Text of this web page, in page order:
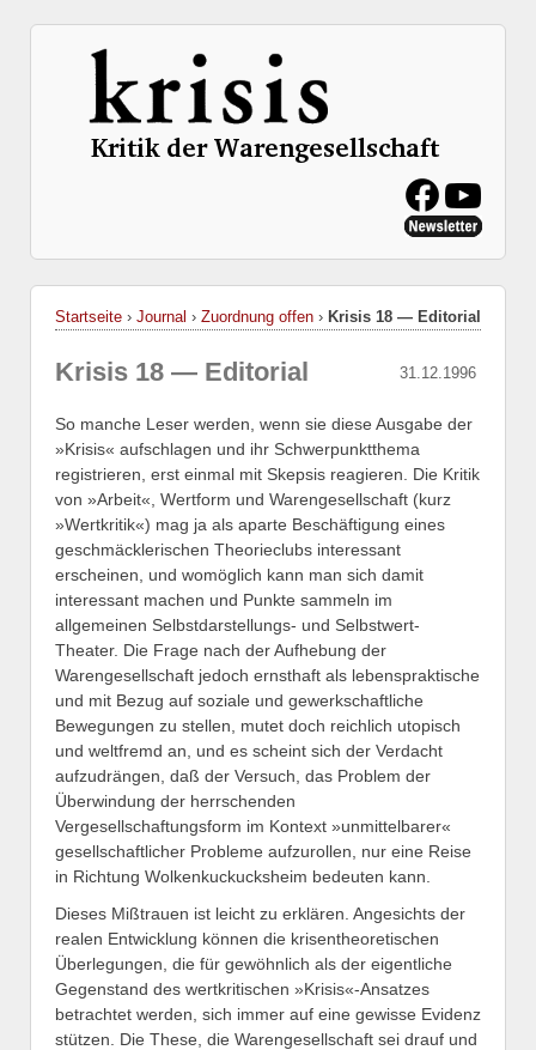
Startseite › Journal › Zuordnung offen › Krisis 18 — Editorial
31.12.1996
Krisis 18 — Editorial
So manche Leser werden, wenn sie diese Ausgabe der
»Krisis« aufschlagen und ihr Schwerpunktthema
registrieren, erst einmal mit Skepsis reagieren. Die Kritik
von »Arbeit«, Wertform und Warengesellschaft (kurz
»Wertkritik«) mag ja als aparte Beschäftigung eines
geschmäcklerischen Theorieclubs interessant
erscheinen, und womöglich kann man sich damit
interessant machen und Punkte sammeln im
allgemeinen Selbstdarstellungs- und Selbstwert-
Theater. Die Frage nach der Aufhebung der
Warengesellschaft jedoch ernsthaft als lebenspraktische
und mit Bezug auf soziale und gewerkschaftliche
Bewegungen zu stellen, mutet doch reichlich utopisch
und weltfremd an, und es scheint sich der Verdacht
aufzudrängen, daß der Versuch, das Problem der
Überwindung der herrschenden
Vergesellschaftungsform im Kontext »unmittelbarer«
gesellschaftlicher Probleme aufzurollen, nur eine Reise
in Richtung Wolkenkuckucksheim bedeuten kann.
Dieses Mißtrauen ist leicht zu erklären. Angesichts der
realen Entwicklung können die krisentheoretischen
Überlegungen, die für gewöhnlich als der eigentliche
Gegenstand des wertkritischen »Krisis«-Ansatzes
betrachtet werden, sich immer auf eine gewisse Evidenz
stützen. Die These, die Warengesellschaft sei drauf und